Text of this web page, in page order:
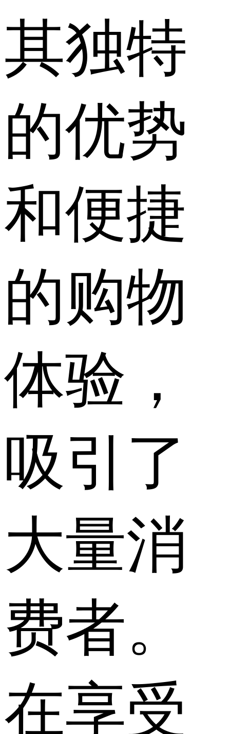
其独特
的优势
和便捷
的购物
体验，
吸引了
大量消
费者。
在享受